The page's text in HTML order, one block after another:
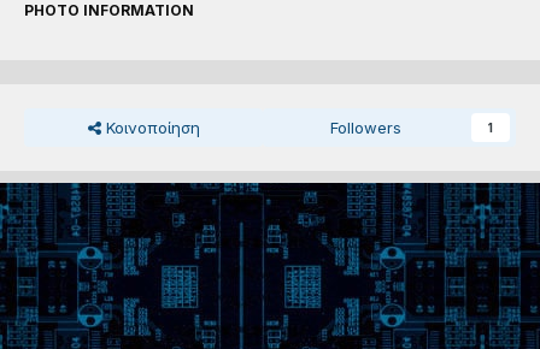
PHOTO INFORMATION
Κοινοποίηση Followers 1